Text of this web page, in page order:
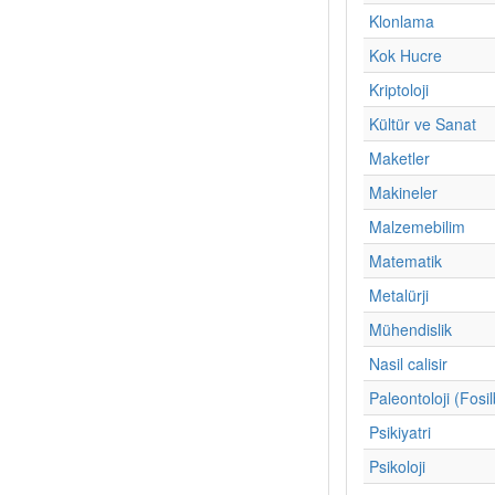
Klonlama
Kok Hucre
Kriptoloji
Kültür ve Sanat
Maketler
Makineler
Malzemebilim
Matematik
Metalürji
Mühendislik
Nasil calisir
Paleontoloji
Psikiyatri
Psikoloji